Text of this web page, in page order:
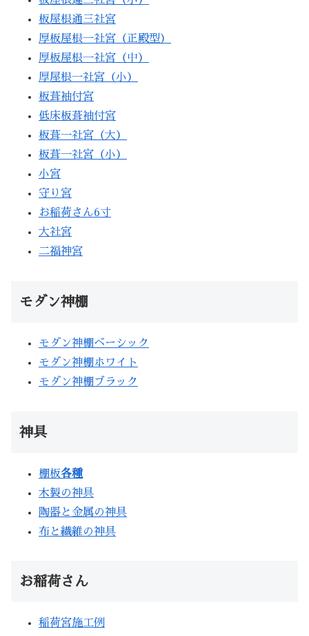
板屋根通三社宮
厚板屋根一社宮（正殿型）
厚板屋根一社宮（中）
厚屋根一社宮（小）
板葺袖付宮
低床板葺袖付宮
板葺一社宮（大）
板葺一社宮（小）
小宮
守り宮
お稲荷さん6寸
大社宮
二福神宮
モダン神棚
モダン神棚ベーシック
モダン神棚ホワイト
モダン神棚ブラック
神具
棚板各種
木製の神具
陶器と金属の神具
布と繊維の神具
お稲荷さん
稲荷宮施工例